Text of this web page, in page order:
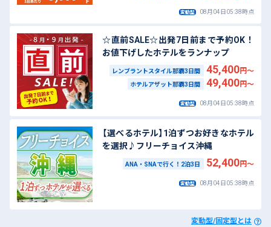
変動型 08月04日05:38時点
☆直前SALE☆出発7日前まで予約OK！
お値下げしたホテルをランナップ
レンブラントスタイル那覇3日間 45,400円～
ホテルアザット那覇3日間 49,400円～
変動型 08月04日05:38時点
【選べるホテル】1泊ずつお好きなホテル
を選択♪フリーチョイス沖縄
ANA・SNAで行く！2泊3日 52,400円～
変動型 08月04日05:38時点
変動型/固定型とは